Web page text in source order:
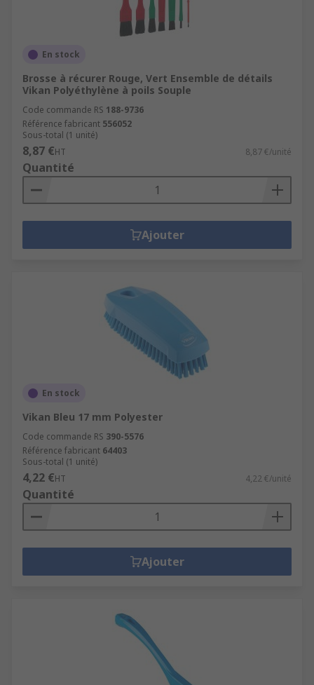
En stock
Brosse à récurer Rouge, Vert Ensemble de détails
Vikan Polyéthylène à poils Souple
Code commande RS 188-9736
Référence fabricant 556052
Sous-total (1 unité)
8,87 €HT 8,87 €/unité
Quantité
Ajouter
En stock
Vikan Bleu 17 mm Polyester
Code commande RS 390-5576
Référence fabricant 64403
Sous-total (1 unité)
4,22 €HT 4,22 €/unité
Quantité
Ajouter